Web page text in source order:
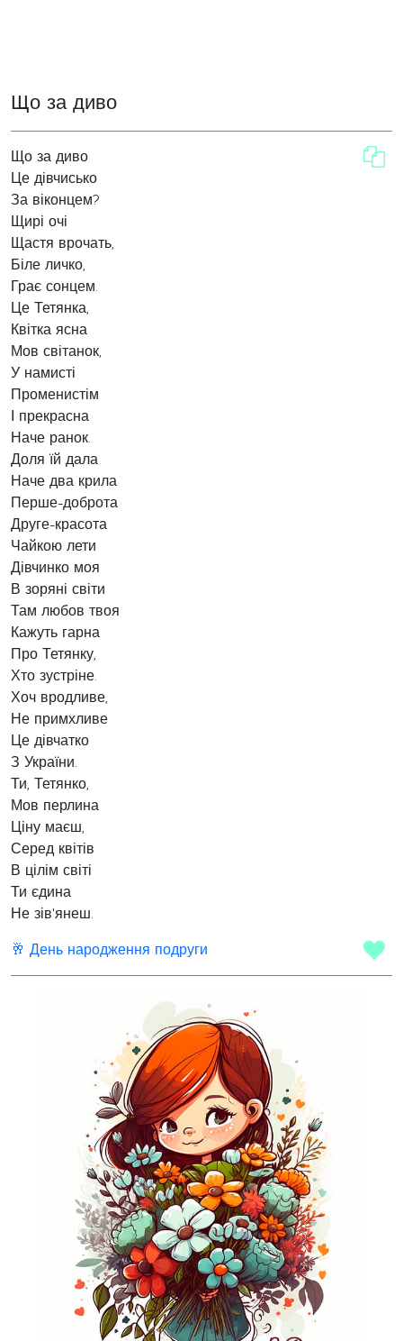
Що за диво
Що за диво
Це дівчисько
За віконцем?
Щирі очі
Щастя врочать,
Біле личко,
Грає сонцем.
Це Тетянка,
Квітка ясна
Мов світанок,
У намисті
Променистім
І прекрасна
Наче ранок.
Доля їй дала
Наче два крила
Перше-доброта
Друге-красота
Чайкою лети
Дівчинко моя
В зоряні світи
Там любов твоя
Кажуть гарна
Про Тетянку,
Хто зустріне.
Хоч вродливе,
Не примхливе
Це дівчатко
З України.
Ти, Тетянко,
Мов перлина
Ціну маєш,
Серед квітів
В цілім світі
Ти єдина
Не зів'янеш.
🥂 День народження подруги